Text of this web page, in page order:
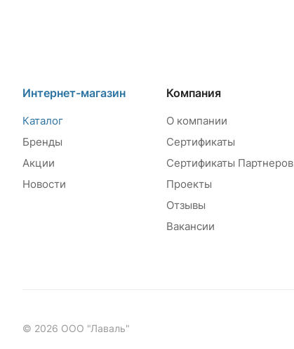
Интернет-магазин
Каталог
Бренды
Акции
Новости
Компания
О компании
Сертификаты
Сертификаты Партнеров
Проекты
Отзывы
Вакансии
© 2026 ООО "Лаваль"